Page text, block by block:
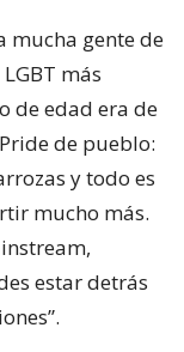
mucha gente de
más
de edad era de
de pueblo:
y todo es
mucho más.
estar detrás